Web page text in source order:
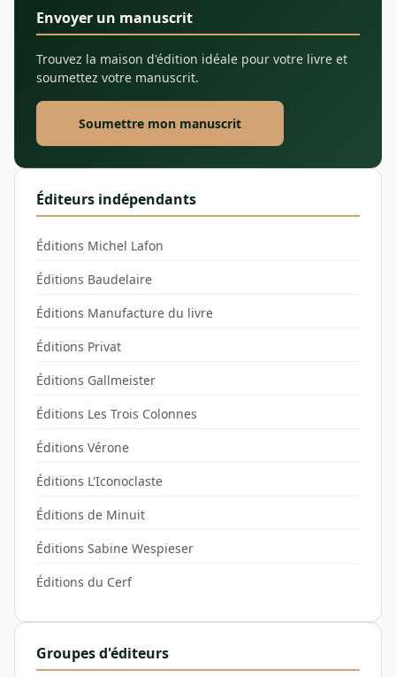
Envoyer un manuscrit
Trouvez la maison d'édition idéale pour votre livre et
soumettez votre manuscrit.
Soumettre mon manuscrit
Éditeurs indépendants
Éditions Michel Lafon
Éditions Baudelaire
Éditions Manufacture du livre
Éditions Privat
Éditions Gallmeister
Éditions Les Trois Colonnes
Éditions Vérone
Éditions L'Iconoclaste
Éditions de Minuit
Éditions Sabine Wespieser
Éditions du Cerf
Groupes d'éditeurs